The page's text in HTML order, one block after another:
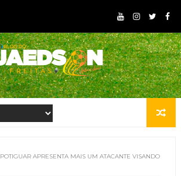
POTIGUAR APRESENTA MAIS UM ATACANTE VISANDO